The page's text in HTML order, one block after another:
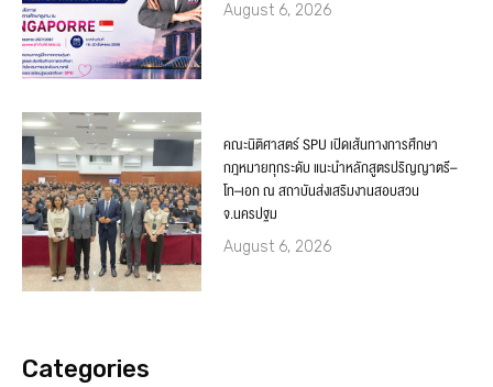
August 6, 2026
คณะนิติศาสตร์ SPU เปิดเส้นทางการศึกษา
กฎหมายทุกระดับ แนะนำหลักสูตรปริญญาตรี–
โท–เอก ณ สถาบันส่งเสริมงานสอบสวน
จ.นครปฐม
August 6, 2026
Categories